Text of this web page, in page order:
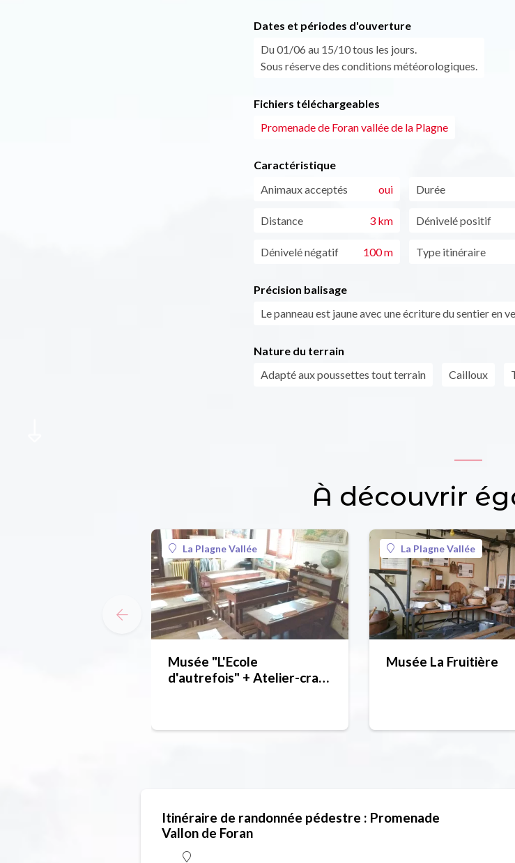
Dates et périodes d'ouverture
Du 01/06 au 15/10 tous les jours.
Sous réserve des conditions météorologiques.
Fichiers téléchargeables
Promenade de Foran vallée de la Plagne
Caractéristique
Animaux acceptés
oui Durée
Distance 3 km Dénivelé positif
Dénivelé négatif 100 m Type itinéraire
Précision balisage
Le panneau est jaune avec une écriture du sentier en
Nature du terrain
Adapté aux poussettes tout terrain
Cailloux
À découvrir
La Plagne Vallée
Musée "L'Ecole
d'autrefois" + Atelier-craft
La Plagne Vallée
Musée La Fruitière
Itinéraire de randonnée pédestre : Promenade
Vallon de Foran